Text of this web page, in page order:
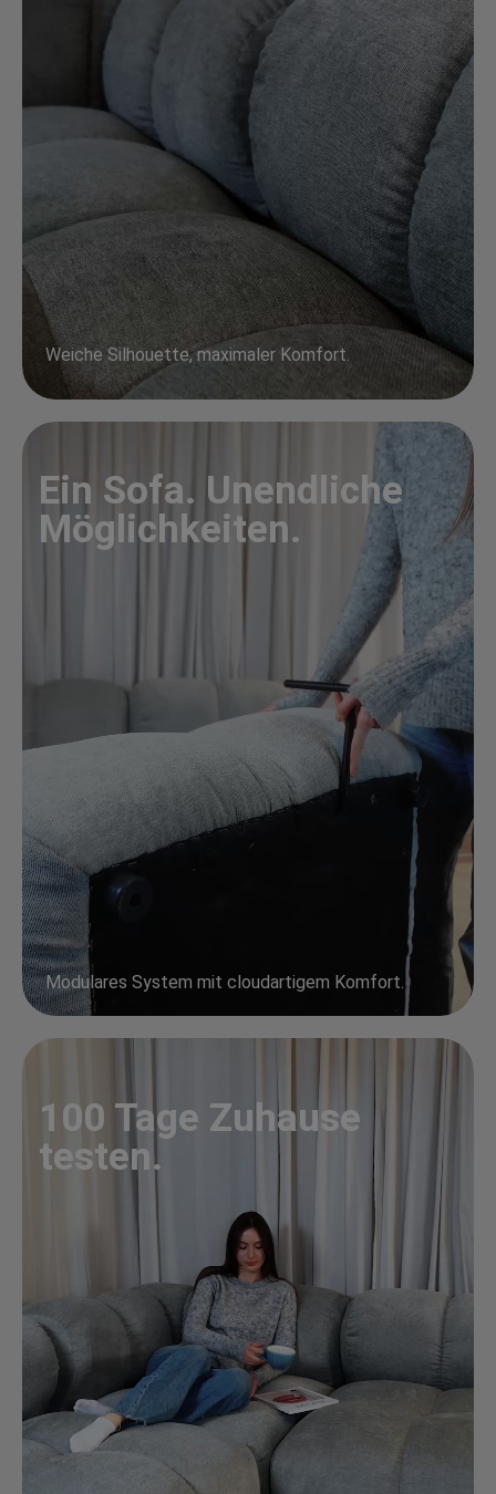
Weiche Silhouette, maximaler Komfort.
Ein Sofa. Unendliche
Möglichkeiten.
Modulares System mit cloudartigem Komfort.
100 Tage Zuhause
testen.